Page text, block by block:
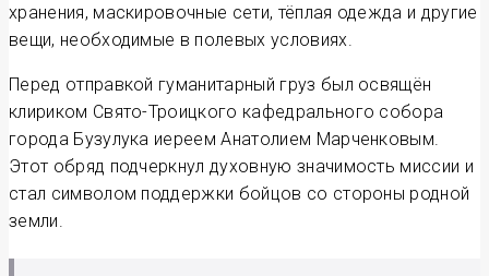
хранения, маскировочные сети, тёплая одежда и другие
вещи, необходимые в полевых условиях.
Перед отправкой гуманитарный груз был освящён
клириком Свято-Троицкого кафедрального собора
города Бузулука иереем Анатолием Марченковым.
Этот обряд подчеркнул духовную значимость миссии и
стал символом поддержки бойцов со стороны родной
земли.